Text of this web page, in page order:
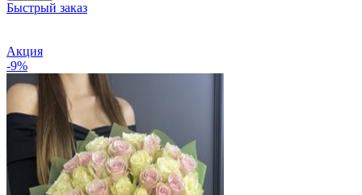
Быстрый заказ
Акция
-9%